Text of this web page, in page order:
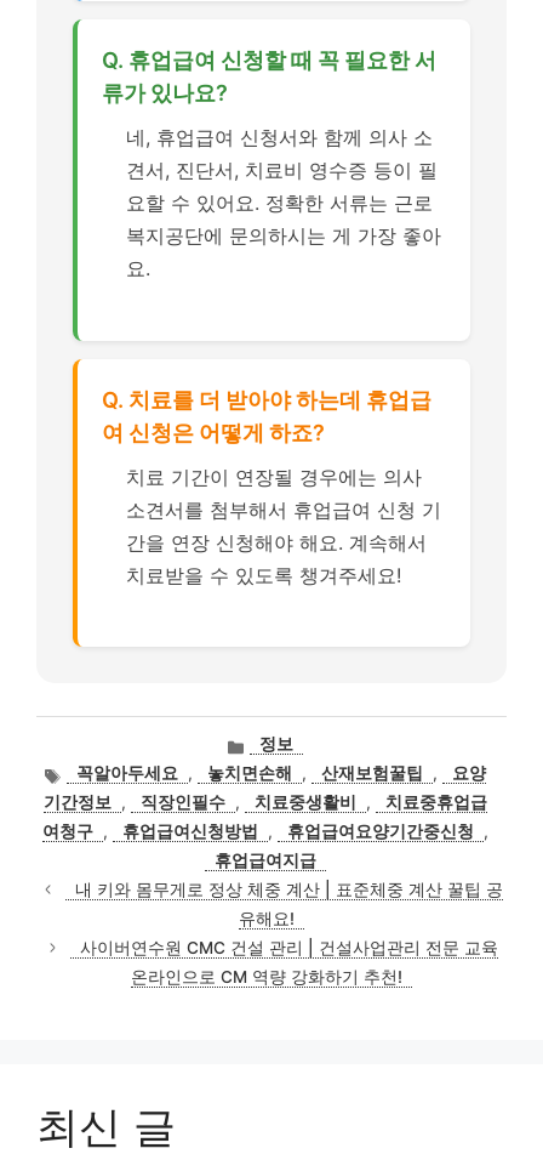
Q. 휴업급여 신청할 때 꼭 필요한 서
류가 있나요?
네, 휴업급여 신청서와 함께 의사 소
견서, 진단서, 치료비 영수증 등이 필
요할 수 있어요. 정확한 서류는 근로
복지공단에 문의하시는 게 가장 좋아
요.
Q. 치료를 더 받아야 하는데 휴업급
여 신청은 어떻게 하죠?
치료 기간이 연장될 경우에는 의사
소견서를 첨부해서 휴업급여 신청 기
간을 연장 신청해야 해요. 계속해서
치료받을 수 있도록 챙겨주세요!
카
테
고
리
정보
태
그
꼭알아두세요 , 놓치면손해 , 산재보험꿀팁 ,
요양
기간정보
, 직장인필수 , 치료중생활비 ,
치료중휴업급
여청구 , 휴업급여신청방법 , 휴업급여요양기간중신청
,
휴업급여지급
내 키와 몸무게로 정상 체중 계산 | 표준체중 계산 꿀팁 공
유해요!
사이버연수원 CMC 건설 관리 | 건설사업관리 전문 교육
온라인으로 CM 역량 강화하기 추천!
최신 글